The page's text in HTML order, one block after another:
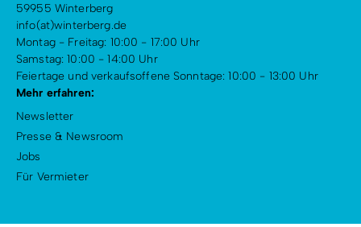
59955 Winterberg
info(at)winterberg.de
Montag - Freitag: 10:00 - 17:00 Uhr
Samstag: 10:00 - 14:00 Uhr
Feiertage und verkaufsoffene Sonntage: 10:00 - 13:00 Uhr
Mehr erfahren:
Newsletter
Presse & Newsroom
Jobs
Für Vermieter